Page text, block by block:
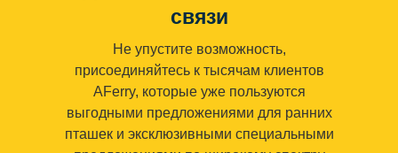
связи
Не упустите возможность,
присоединяйтесь к тысячам клиентов
AFerry, которые уже пользуются
выгодными предложениями для ранних
пташек и эксклюзивными специальными